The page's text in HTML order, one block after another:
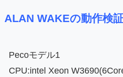
ALAN WAKEの動作検
Pecoモデル1
CPU:intel Xeon